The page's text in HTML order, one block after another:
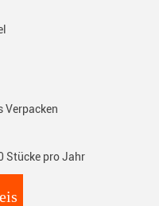
Verpacken
Stücke pro Jahr